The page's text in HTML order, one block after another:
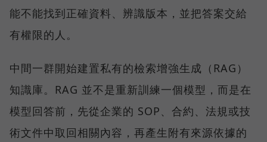
能不能找到正確資料、辨識版本，並把答案交給
有權限的人。
中間一群開始建置私有的檢索增強生成（RAG）
知識庫。RAG 並不是重新訓練一個模型，而是在
模型回答前，先從企業的 SOP、合約、法規或技
術文件中取回相關內容，再產生附有來源依據的